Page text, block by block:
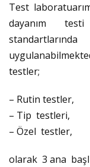
Test
dayanım
testler;
– Rutin testler,
– Tip testleri,
– Özel testler,
olarak 3 ana